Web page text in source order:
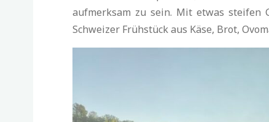
aufmerksam zu sein. Mit etwas steifen
Schweizer Frühstück aus Käse, Brot,